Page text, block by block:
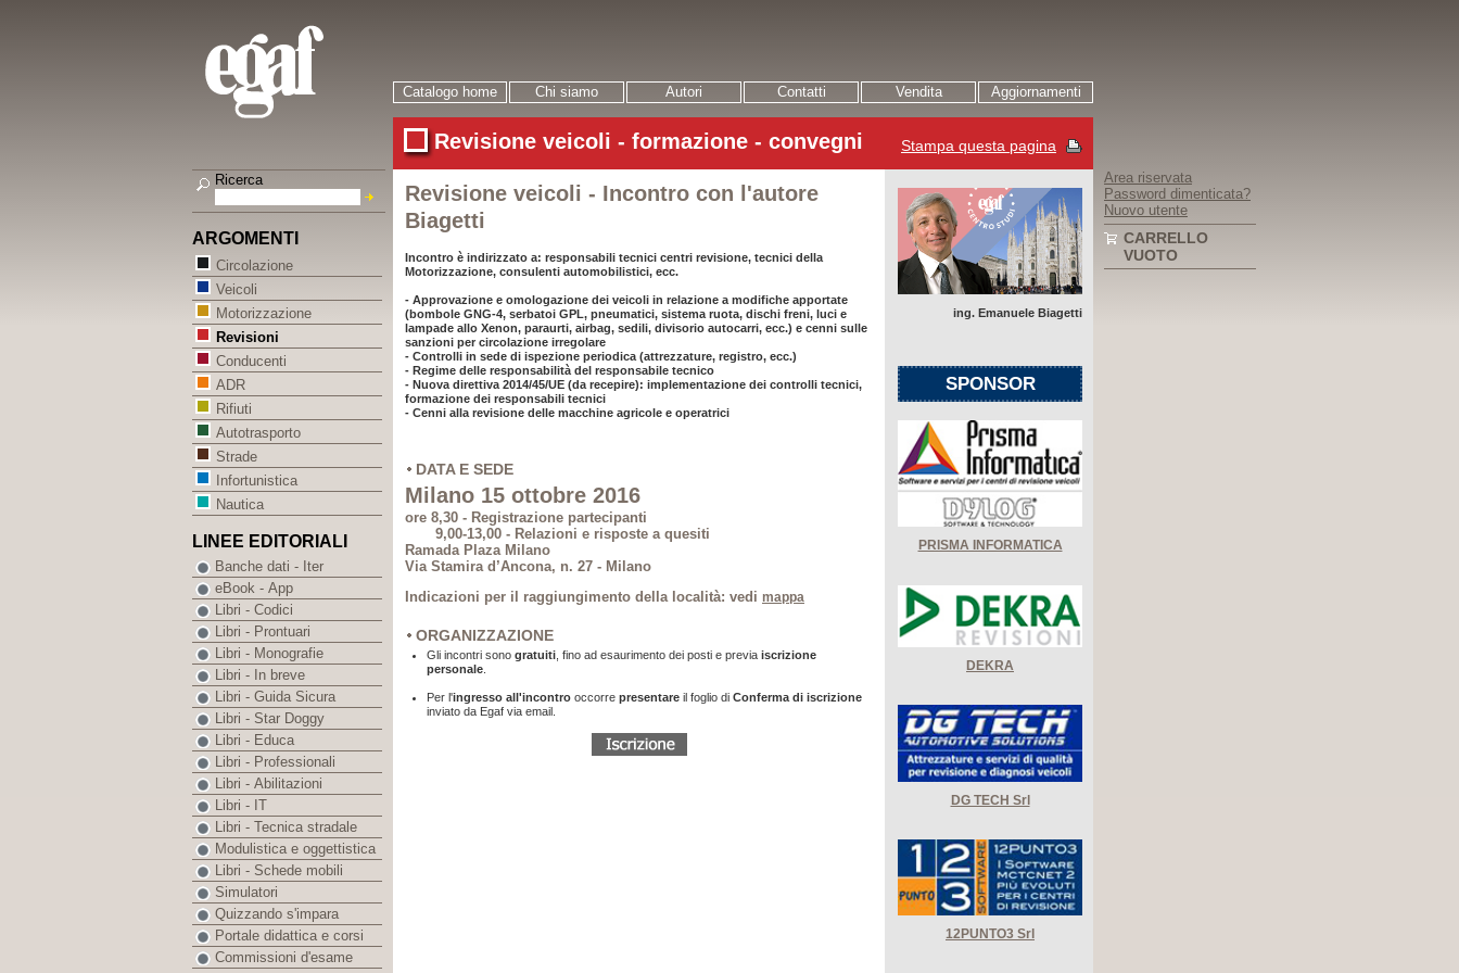
Catalogo home Chi siamo Autori Contatti Vendita Aggiornamenti
Revisione veicoli - formazione - convegni Stampa questa pagina
Revisione veicoli - Incontro con l'autore
Biagetti
Incontro è indirizzato a: responsabili tecnici centri revisione, tecnici della
Motorizzazione, consulenti automobilistici, ecc.
- Approvazione e omologazione dei veicoli in relazione a modifiche apportate
(bombole GNG-4, serbatoi GPL, pneumatici, sistema ruota, dischi freni, luci e
lampade allo Xenon, paraurti, airbag, sedili, divisorio autocarri, ecc.) e cenni sulle
sanzioni per circolazione irregolare
- Controlli in sede di ispezione periodica (attrezzature, registro, ecc.)
- Regime delle responsabilità del responsabile tecnico
- Nuova direttiva 2014/45/UE (da recepire): implementazione dei controlli tecnici,
formazione dei responsabili tecnici
- Cenni alla revisione delle macchine agricole e operatrici
DATA E SEDE
Milano 15 ottobre 2016
ore 8,30 - Registrazione partecipanti
9,00-13,00 - Relazioni e risposte a quesiti
Ramada Plaza Milano
Via Stamira d’Ancona, n. 27 - Milano
Indicazioni per il raggiungimento della località: vedi mappa
ORGANIZZAZIONE
Gli incontri sono gratuiti , fino ad esaurimento dei posti e previa iscrizione
personale
Per l'ingresso all'incontro occorre presentare il foglio di Conferma di iscrizione
inviato da Egaf via email.
ing. Emanuele Biagetti
SPONSOR
PRISMA INFORMATICA
DEKRA
DG TECH Srl
12PUNTO3 Srl
Ricerca
ARGOMENTI
Circolazione
Veicoli
Motorizzazione
Revisioni
Conducenti
ADR
Rifiuti
Autotrasporto
Strade
Infortunistica
Nautica
LINEE EDITORIALI
Banche dati - Iter
eBook - App
Libri - Codici
Libri - Prontuari
Libri - Monografie
Libri - In breve
Libri - Guida Sicura
Libri - Star Doggy
Libri - Educa
Libri - Professionali
Libri - Abilitazioni
Libri - IT
Libri - Tecnica stradale
Modulistica e oggettistica
Libri - Schede mobili
Simulatori
Quizzando s'impara
Portale didattica e corsi
Commissioni d'esame
Area riservata
Password dimenticata?
Nuovo utente
CARRELLO
VUOTO